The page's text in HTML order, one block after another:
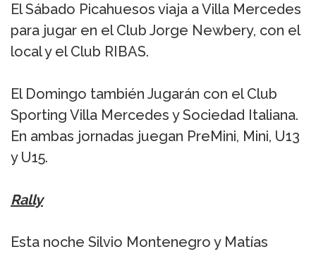
El Sábado Picahuesos viaja a Villa Mercedes
para jugar en el Club Jorge Newbery, con el
local y el Club RIBAS.
El Domingo también Jugarán con el Club
Sporting Villa Mercedes y Sociedad Italiana.
En ambas jornadas juegan PreMini, Mini, U13
y U15.
Rally
Esta noche Silvio Montenegro y Matías